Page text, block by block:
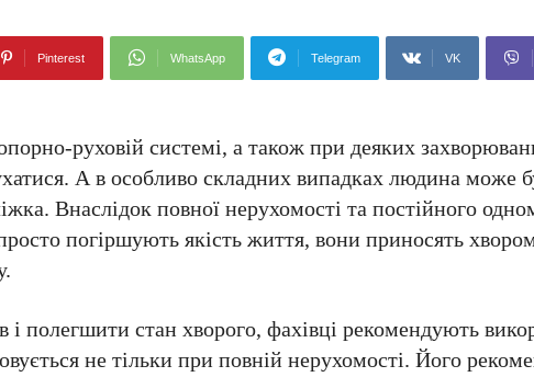
Pinterest WhatsApp Telegram VK
руховій системі, а також при деяких
А в особливо складних випадках людина може
Внаслідок повної нерухомості та постійного
погіршують якість життя, вони приносять
полегшити стан хворого, фахівці рекомендують
не тільки при повній нерухомості. Його